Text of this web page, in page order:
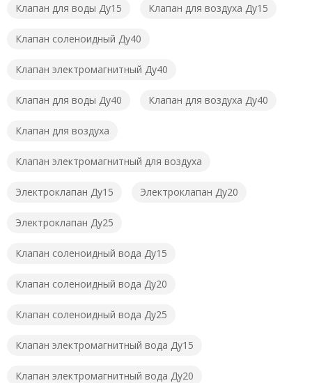
Клапан для воды Ду15 Клапан для воздуха Ду15
Клапан соленоидный Ду40
Клапан электромагнитный Ду40
Клапан для воды Ду40 Клапан для воздуха Ду40
Клапан для воздуха
Клапан электромагнитный для воздуха
Электроклапан Ду15 Электроклапан Ду20
Электроклапан Ду25
Клапан соленоидный вода Ду15
Клапан соленоидный вода Ду20
Клапан соленоидный вода Ду25
Клапан электромагнитный вода Ду15
Клапан электромагнитный вода Ду20